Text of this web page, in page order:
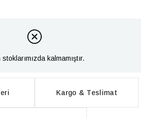
kalmamıştır.
Kargo & Teslimat